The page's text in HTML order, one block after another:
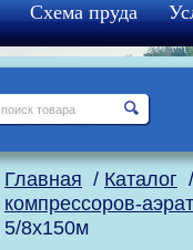
Схема пруда
Главная / Каталог
компрессоров-
5/8х150м